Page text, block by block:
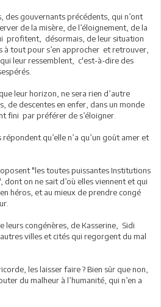
gouvernants précédents, qui n’ont
de la misère, de l’éloignement, de la
profitent, désormais, de leur situation
tout pour s’en approcher et retrouver,
leur ressemblent, c'est-à-dire des
leur horizon, ne sera rien d’autre
de descentes en enfer, dans un monde
fini par préférer de s’éloigner.
qu’elle n’a qu’un goût amer et
"les toutes puissantes Institutions
on ne sait d’où elles viennent et qui
héros, et au mieux de prendre congé
congénères, de Kasserine, Sidi
villes et cités qui regorgent du mal
les laisser faire ? Bien sûr que non,
du malheur à l’humanité, qui n’en a